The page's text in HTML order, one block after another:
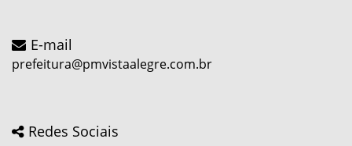
E-mail
prefeitura@pmvistaalegre.com.br
Redes Sociais